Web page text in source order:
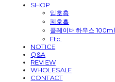
SHOP
입호흡
폐호흡
플레이버하우스 100ml
Etc.
NOTICE
Q&A
REVIEW
WHOLESALE
CONTACT